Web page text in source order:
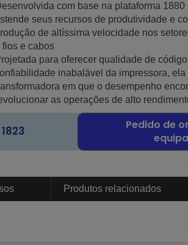
com base na plataforma
seus recursos de produtividade e
de altíssima velocidade nos
fios e cabos
para oferecer qualidade de
inabalável da impressora,
em que o desempenho
as operações de alto
Pedido de
Produtos relacionados